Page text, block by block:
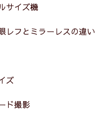
サイズ機
レフとミラーレスの違い
ズ
ド撮影